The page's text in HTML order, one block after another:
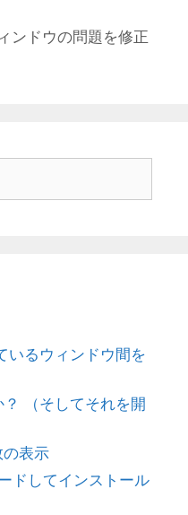
ンドウの問題を修正
いるウィンドウ間を
（そしてそれを開
表示
ドしてインストール